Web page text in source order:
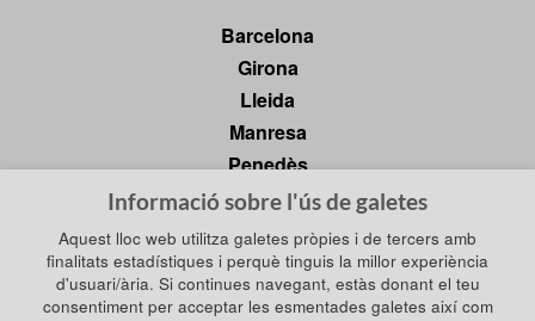
Barcelona
Girona
Lleida
Manresa
Penedès
Tarragona
Tortosa
Política de privadesa
Informació sobre l'ús de galetes
Aquest lloc web utilitza galetes pròpies i de tercers amb
finalitats estadístiques i perquè tinguis la millor experiència
d'usuari/ària. Si continues navegant, estàs donant el teu
consentiment per acceptar les esmentades galetes així com